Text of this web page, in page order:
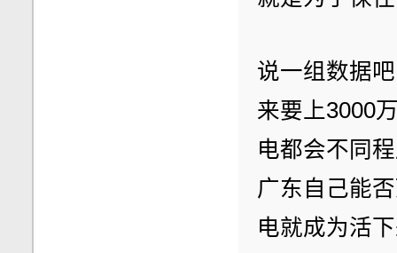
说一组数据
来要上3000
电都会不同
广东自己能
电就成为活